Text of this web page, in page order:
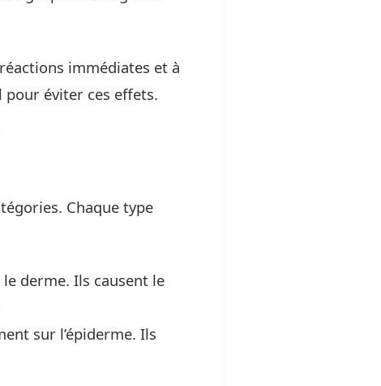
immédiates et à
pour éviter ces effets.
Chaque type
derme. Ils causent le
sur l’épiderme. Ils